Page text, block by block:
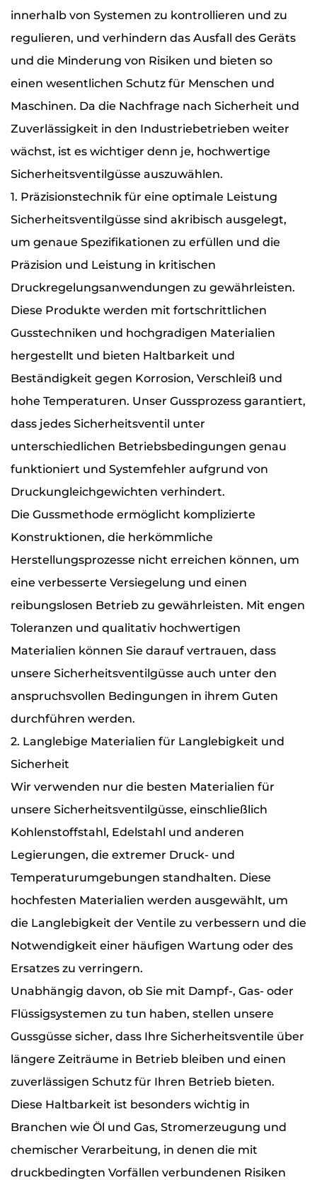
innerhalb von Systemen zu kontrollieren und zu
regulieren, und verhindern das Ausfall des Geräts
und die Minderung von Risiken und bieten so
einen wesentlichen Schutz für Menschen und
Maschinen. Da die Nachfrage nach Sicherheit und
Zuverlässigkeit in den Industriebetrieben weiter
wächst, ist es wichtiger denn je, hochwertige
Sicherheitsventilgüsse auszuwählen.
1. Präzisionstechnik für eine optimale Leistung
Sicherheitsventilgüsse sind akribisch ausgelegt,
um genaue Spezifikationen zu erfüllen und die
Präzision und Leistung in kritischen
Druckregelungsanwendungen zu gewährleisten.
Diese Produkte werden mit fortschrittlichen
Gusstechniken und hochgradigen Materialien
hergestellt und bieten Haltbarkeit und
Beständigkeit gegen Korrosion, Verschleiß und
hohe Temperaturen. Unser Gussprozess garantiert,
dass jedes Sicherheitsventil unter
unterschiedlichen Betriebsbedingungen genau
funktioniert und Systemfehler aufgrund von
Druckungleichgewichten verhindert.
Die Gussmethode ermöglicht komplizierte
Konstruktionen, die herkömmliche
Herstellungsprozesse nicht erreichen können, um
eine verbesserte Versiegelung und einen
reibungslosen Betrieb zu gewährleisten. Mit engen
Toleranzen und qualitativ hochwertigen
Materialien können Sie darauf vertrauen, dass
unsere Sicherheitsventilgüsse auch unter den
anspruchsvollen Bedingungen in ihrem Guten
durchführen werden.
2. Langlebige Materialien für Langlebigkeit und
Sicherheit
Wir verwenden nur die besten Materialien für
unsere Sicherheitsventilgüsse, einschließlich
Kohlenstoffstahl, Edelstahl und anderen
Legierungen, die extremer Druck- und
Temperaturumgebungen standhalten. Diese
hochfesten Materialien werden ausgewählt, um
die Langlebigkeit der Ventile zu verbessern und die
Notwendigkeit einer häufigen Wartung oder des
Ersatzes zu verringern.
Unabhängig davon, ob Sie mit Dampf-, Gas- oder
Flüssigsystemen zu tun haben, stellen unsere
Gussgüsse sicher, dass Ihre Sicherheitsventile über
längere Zeiträume in Betrieb bleiben und einen
zuverlässigen Schutz für Ihren Betrieb bieten.
Diese Haltbarkeit ist besonders wichtig in
Branchen wie Öl und Gas, Stromerzeugung und
chemischer Verarbeitung, in denen die mit
druckbedingten Vorfällen verbundenen Risiken